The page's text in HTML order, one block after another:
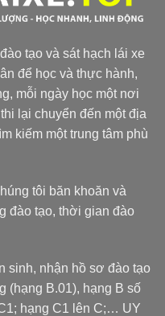
tạo và sát hạch lái xe
để học và thực hành,
mỗi ngày học một nơi
lại chuyển đến một địa
kiếm một trung tâm phù
tôi băn khoăn và
đào tạo, thời gian đào
sinh, nhận hồ sơ đào tạo
(hạng B.01), hạng B số
hạng C1 lên C;… UY